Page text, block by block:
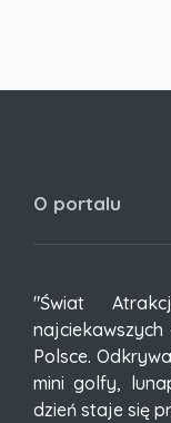
O portalu
"Świat
Polsce.
mini golfy,
dzień staje się